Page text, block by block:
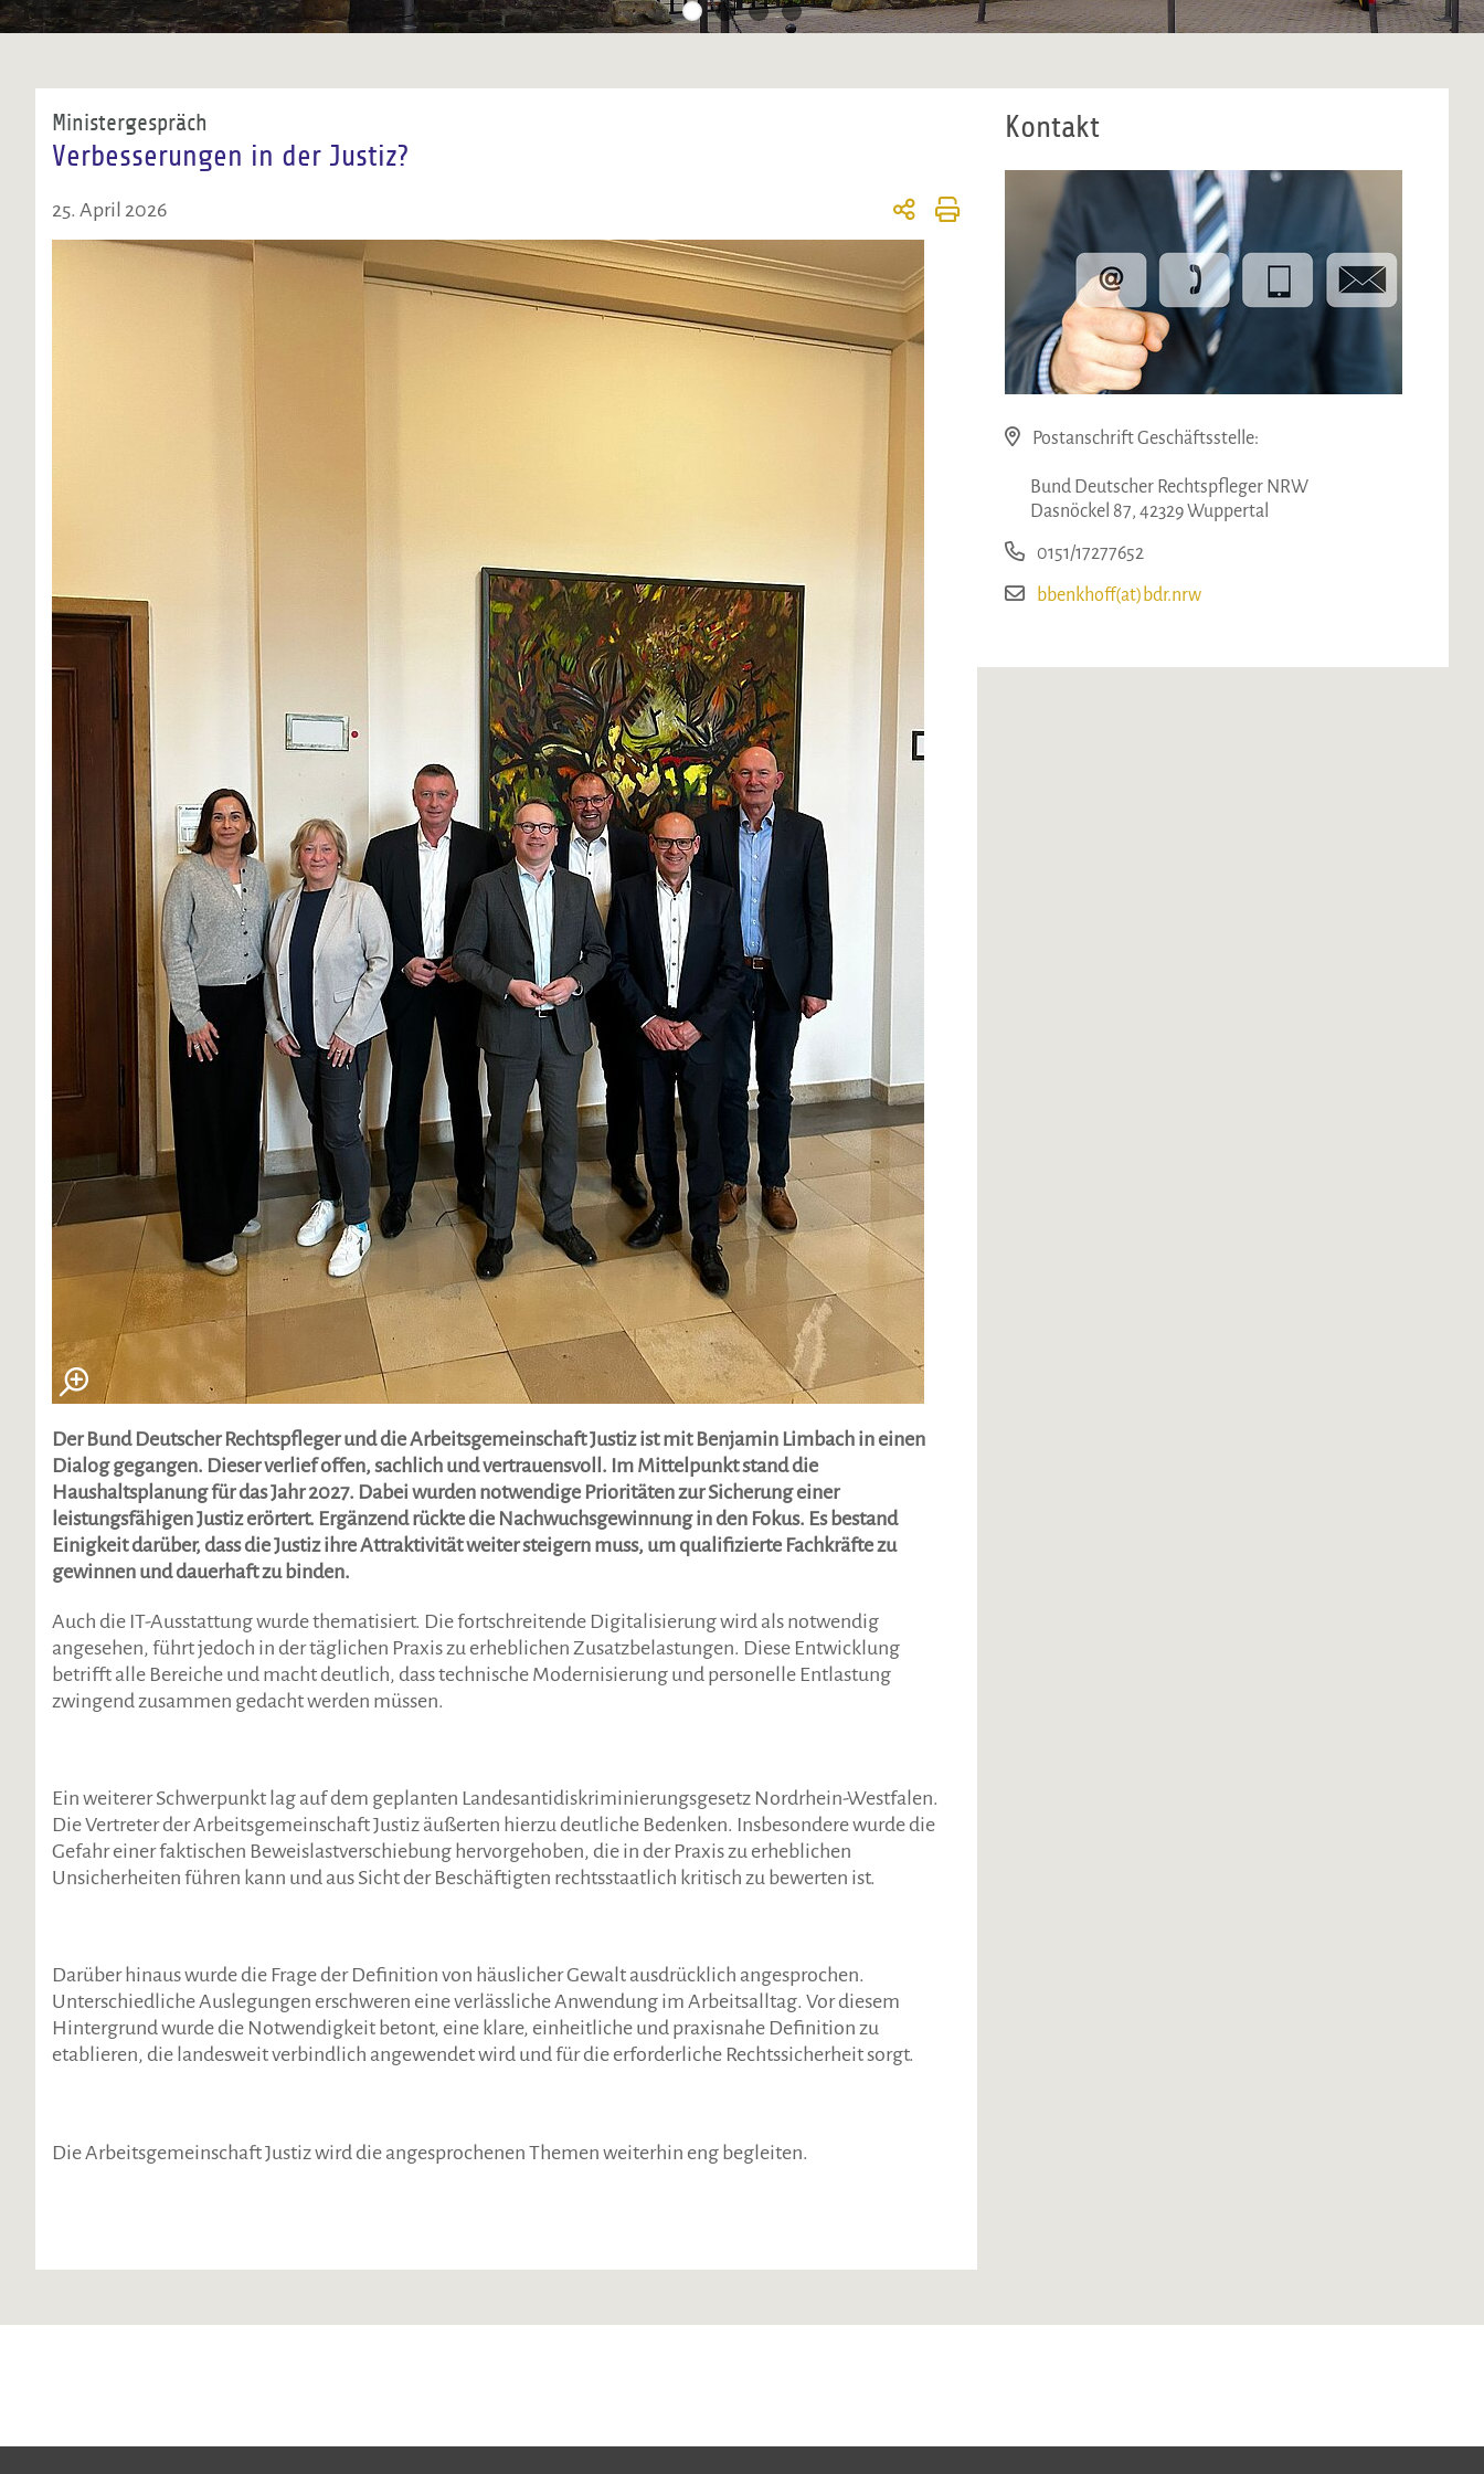
Ministergespräch
Verbesserungen in der Justiz?
25. April 2026
Der Bund Deutscher Rechtspfleger und die Arbeitsgemeinschaft Justiz ist mit Benjamin Limbach in einen
Dialog gegangen. Dieser verlief offen, sachlich und vertrauensvoll. Im Mittelpunkt stand die
Haushaltsplanung für das Jahr 2027. Dabei wurden notwendige Prioritäten zur Sicherung einer
leistungsfähigen Justiz erörtert. Ergänzend rückte die Nachwuchsgewinnung in den Fokus. Es bestand
Einigkeit darüber, dass die Justiz ihre Attraktivität weiter steigern muss, um qualifizierte Fachkräfte zu
gewinnen und dauerhaft zu binden.
Auch die IT-Ausstattung wurde thematisiert. Die fortschreitende Digitalisierung wird als notwendig
angesehen, führt jedoch in der täglichen Praxis zu erheblichen Zusatzbelastungen. Diese Entwicklung
betrifft alle Bereiche und macht deutlich, dass technische Modernisierung und personelle Entlastung
zwingend zusammen gedacht werden müssen.
Ein weiterer Schwerpunkt lag auf dem geplanten Landesantidiskriminierungsgesetz Nordrhein-Westfalen.
Die Vertreter der Arbeitsgemeinschaft Justiz äußerten hierzu deutliche Bedenken. Insbesondere wurde die
Gefahr einer faktischen Beweislastverschiebung hervorgehoben, die in der Praxis zu erheblichen
Unsicherheiten führen kann und aus Sicht der Beschäftigten rechtsstaatlich kritisch zu bewerten ist.
Darüber hinaus wurde die Frage der Definition von häuslicher Gewalt ausdrücklich angesprochen.
Unterschiedliche Auslegungen erschweren eine verlässliche Anwendung im Arbeitsalltag. Vor diesem
Hintergrund wurde die Notwendigkeit betont, eine klare, einheitliche und praxisnahe Definition zu
etablieren, die landesweit verbindlich angewendet wird und für die erforderliche Rechtssicherheit sorgt.
Die Arbeitsgemeinschaft Justiz wird die angesprochenen Themen weiterhin eng begleiten.
Kontakt
Postanschrift Geschäftsstelle:
Bund Deutscher Rechtspfleger NRW
Dasnöckel 87, 42329 Wuppertal
0151/17277652
bbenkhoff(at)bdr.nrw